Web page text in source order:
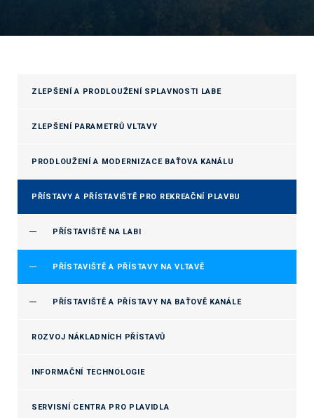
ZLEPŠENÍ A PRODLOUŽENÍ SPLAVNOSTI LABE
ZLEPŠENÍ PARAMETRŮ VLTAVY
PRODLOUŽENÍ A MODERNIZACE BAŤOVA KANÁLU
PŘÍSTAVY A PŘÍSTAVIŠTĚ PRO REKREAČNÍ PLAVBU
PŘÍSTAVIŠTĚ NA LABI
PŘÍSTAVIŠTĚ A PŘÍSTAVY NA VLTAVĚ
PŘÍSTAVIŠTĚ A PŘÍSTAVY NA BAŤOVĚ KANÁLE
ROZVOJ NÁKLADNÍCH PŘÍSTAVŮ
INFORMAČNÍ TECHNOLOGIE
SERVISNÍ CENTRA PRO PLAVIDLA